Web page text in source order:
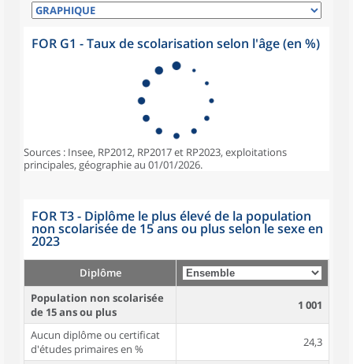
FOR G1 - Taux de scolarisation selon l'âge (en %)
Sources : Insee, RP2012, RP2017 et RP2023, exploitations
principales, géographie au 01/01/2026.
FOR T3 - Diplôme le plus élevé de la population
non scolarisée de 15 ans ou plus selon le sexe en
2023
Diplôme
Population non scolarisée
de 15 ans ou plus
1 001
Aucun diplôme ou certificat
d'études primaires en %
24,3